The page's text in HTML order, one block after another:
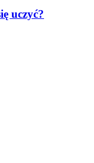
uczyć?